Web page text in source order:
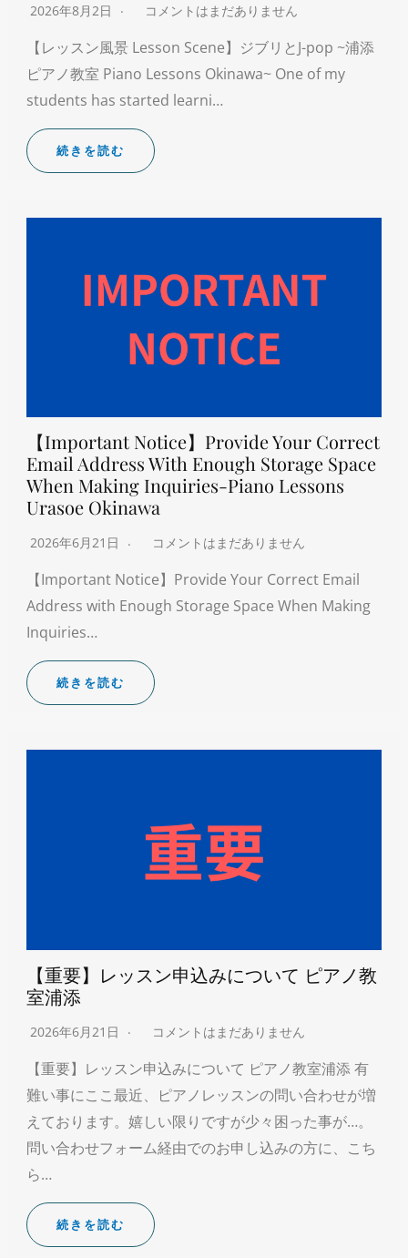
2026年8月2日 コメントはまだありません
【レッスン風景 Lesson Scene】ジブリとJ-pop ~浦添
ピアノ教室 Piano Lessons Okinawa~ One of my
students has started learni…
続きを読む
【Important Notice】Provide Your Correct
Email Address With Enough Storage Space
When Making Inquiries-Piano Lessons
Urasoe Okinawa
2026年6月21日 コメントはまだありません
【Important Notice】Provide Your Correct Email
Address with Enough Storage Space When Making
Inquiries…
続きを読む
【重要】レッスン申込みについて ピアノ教
室浦添
2026年6月21日 コメントはまだありません
【重要】レッスン申込みについて ピアノ教室浦添 有
難い事にここ最近、ピアノレッスンの問い合わせが増
えております。嬉しい限りですが少々困った事が…。
問い合わせフォーム経由でのお申し込みの方に、こち
ら…
続きを読む